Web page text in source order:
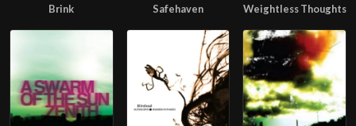
Brink
Safehaven
Weightless Thoughts